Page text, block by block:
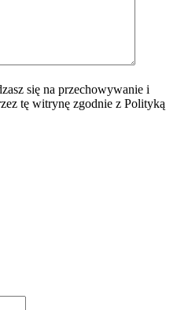
się na przechowywanie i
tę witrynę zgodnie z Polityką